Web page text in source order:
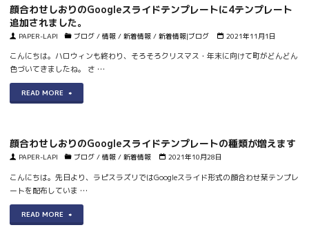
ト
フ
ル
布
開
始"
の
ス
ト
テ
プ
ー
改
定
を
行
い
し
顔合わせしおりのGoogleスライドテンプレートに4テンプレート
追加されました。
PAPER-LAPI ブログ / 情報 / 新着情報 / 新着情報|ブログ 2021年11月1日
こんにちは。ハロウィンも終わり、そろそろクリスマス・年末に向けて町がどんどん
色づいてきましたね。 さ …
READ MORE
"顔
せ
し
お
り
顔合わせしおりのGoogleスライドテンプレートの種類が増えます
PAPER-LAPI ブログ / 情報 / 新着情報 2021年10月28日
こんにちは。先日より、ラピスラズリではGoogleスライド形式の顔合わせ栞テンプレ
ートを配布していま …
READ MORE
"顔